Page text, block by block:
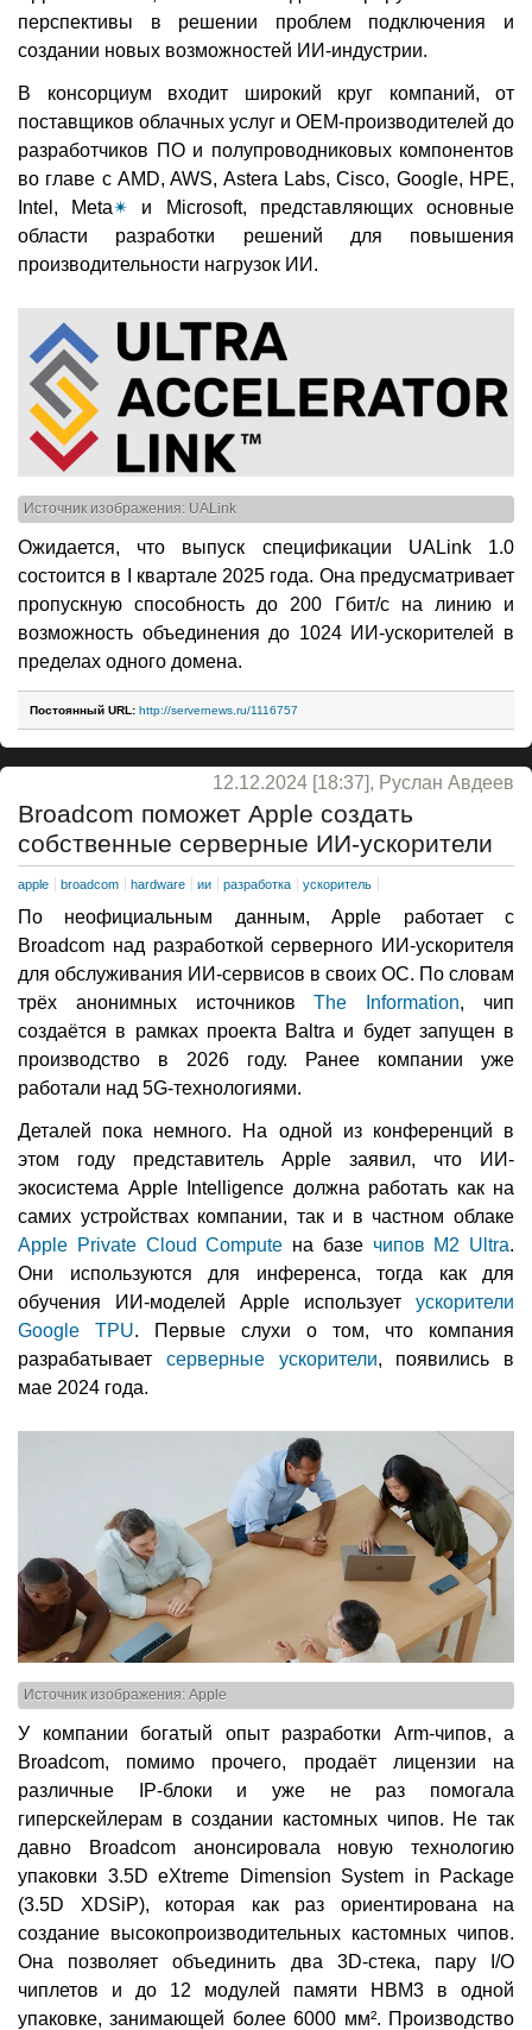
перспективы в решении проблем подключения и
создании новых возможностей ИИ-индустрии.
В консорциум входит широкий круг компаний, от
поставщиков облачных услуг и OEM-производителей до
разработчиков ПО и полупроводниковых компонентов
во главе с AMD, AWS, Astera Labs, Cisco, Google, HPE,
Intel, Meta✴ и Microsoft, представляющих основные
области разработки решений для повышения
производительности нагрузок ИИ.
Источник изображения: UALink
Ожидается, что выпуск спецификации UALink 1.0
состоится в I квартале 2025 года. Она предусматривает
пропускную способность до 200 Гбит/с на линию и
возможность объединения до 1024 ИИ-ускорителей в
пределах одного домена.
Постоянный URL: http://servernews.ru/1116757
12.12.2024 [18:37], Руслан Авдеев
Broadcom поможет Apple создать
собственные серверные ИИ-ускорители
apple broadcom hardware ии разработка ускоритель
По неофициальным данным, Apple работает с
Broadcom над разработкой серверного ИИ-ускорителя
для обслуживания ИИ-сервисов в своих ОС. По словам
трёх анонимных источниковThe Information, чип
создаётся в рамках проекта Baltra и будет запущен в
производство в 2026 году. Ранее компании уже
работали над 5G-технологиями.
Деталей пока немного. На одной из конференций в
этом году представитель Apple заявил, что ИИ-
экосистема Apple Intelligence должна работать как на
самих устройствах компании, так и в частном облаке
Apple Private Cloud Compute на базе чипов M2 Ultra.
Они используются для инференса, тогда как для
обучения ИИ-моделей Apple использует ускорители
Google TPU. Первые слухи о том, что компания
разрабатывает серверные ускорители, появились в
мае 2024 года.
Источник изображения: Apple
У компании богатый опыт разработки Arm-чипов, а
Broadcom, помимо прочего, продаёт лицензии на
различные IP-блоки и уже не раз помогала
гиперскейлерам в создании кастомных чипов. Не так
давно Broadcom анонсировала новую технологию
упаковки 3.5D eXtreme Dimension System in Package
(3.5D XDSiP), которая как раз ориентирована на
создание высокопроизводительных кастомных чипов.
Она позволяет объединить два 3D-стека, пару I/O
чиплетов и до 12 модулей памяти HBM3 в одной
упаковке, занимающей более 6000 мм². Производство